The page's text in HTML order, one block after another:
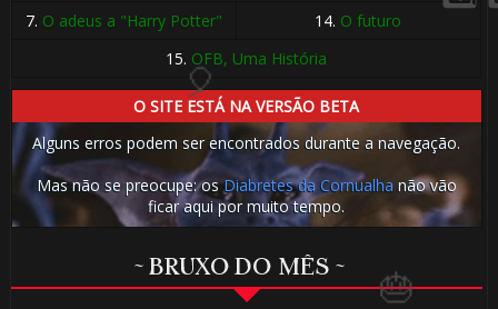
7. O adeus a "Harry Potter" 14. O futuro
15. OFB, Uma História
O SITE ESTÁ NA VERSÃO BETA
Alguns erros podem ser encontrados durante a navegação.
Mas não se preocupe: osDiabretes da Cornualha não vão
ficar aqui por muito tempo.
~ BRUXO DO MÊS ~
1️⃣ 8️⃣
🎈